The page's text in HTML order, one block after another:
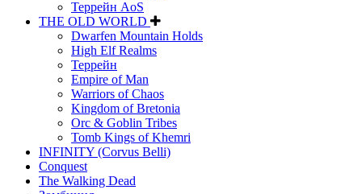
Террейн AoS
THE OLD WORLD
Dwarfen Mountain Holds
High Elf Realms
Террейн
Empire of Man
Warriors of Chaos
Kingdom of Bretonia
Orc & Goblin Tribes
Tomb Kings of Khemri
INFINITY (Corvus Belli)
Conquest
The Walking Dead